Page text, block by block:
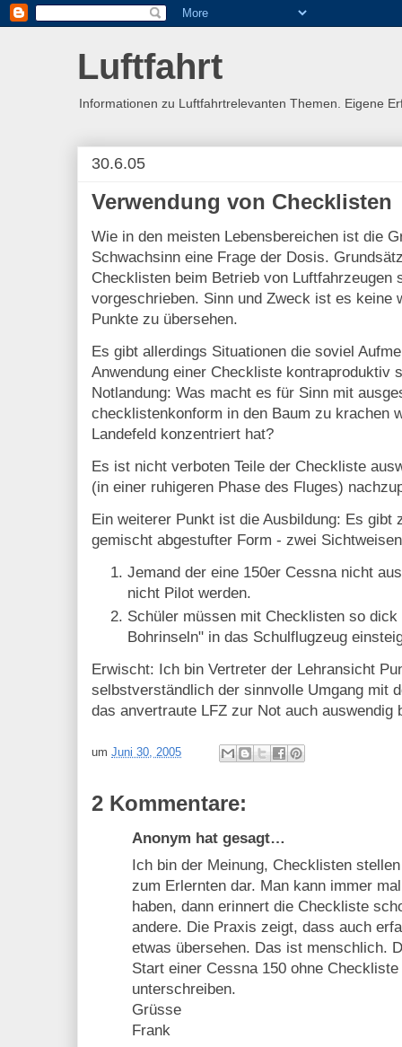
Luftfahrt
Informationen zu Luftfahrtrelevanten Themen. Eigene
30.6.05
Verwendung von Checklisten
Wie in den meisten Lebensbereichen ist die
Schwachsinn eine Frage der Dosis.
Checklisten beim Betrieb von Luftfahrzeugen
vorgeschrieben. Sinn und Zweck ist es keine
Punkte zu übersehen.
Es gibt allerdings Situationen die soviel
Anwendung einer Checkliste kontraproduktiv
Notlandung: Was macht es für Sinn mit
checklistenkonform in den Baum zu krachen
Landefeld konzentriert hat?
Es ist nicht verboten Teile der Checkliste
(in einer ruhigeren Phase des Fluges)
Ein weiterer Punkt ist die Ausbildung: Es gibt
gemischt abgestufter Form - zwei
Jemand der eine 150er Cessna nicht
nicht Pilot werden.
Schüler müssen mit Checklisten so
Bohrinseln" in das Schulflugzeug
Erwischt: Ich bin Vertreter der Lehransicht
selbstverständlich der sinnvolle Umgang mit
das anvertraute LFZ zur Not auch auswendig
um Juni 30, 2005
2 Kommentare:
Anonym hat gesagt…
Ich bin der Meinung, Checklisten
zum Erlernten dar. Man kann immer
haben, dann erinnert die Checkliste
andere. Die Praxis zeigt, dass auch
etwas übersehen. Das ist menschlich.
Start einer Cessna 150 ohne
unterschreiben.
Grüsse
Frank